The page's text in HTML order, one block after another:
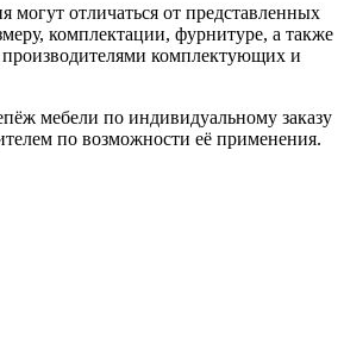
могут отличаться от представленных
комплектации, фурнитуре, а также
комплектующих и
мебели по индивидуальному заказу
по возможности её применения.